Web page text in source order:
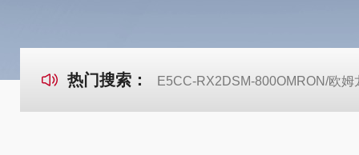
热门搜索： E5CC-RX2DSM-800OMRON/欧